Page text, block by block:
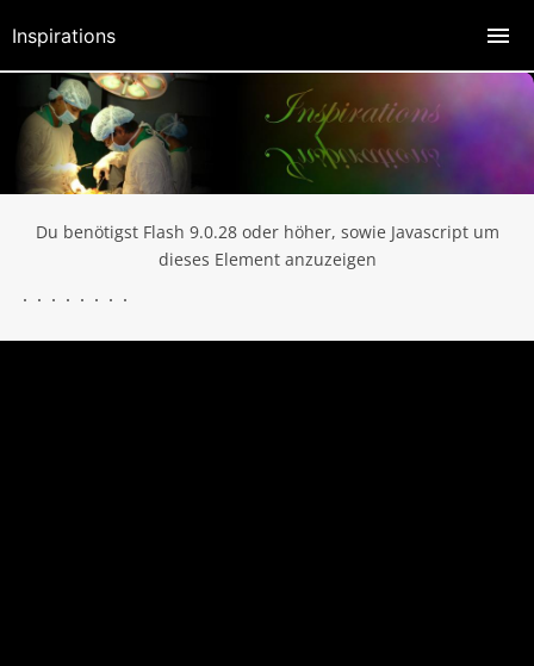
Du benötigst Flash 9.0.28 oder höher, sowie Javascript um
dieses Element anzuzeigen
Inspirations